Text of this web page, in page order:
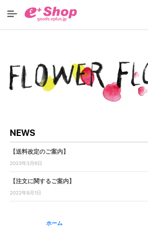
NEWS
【送料改定のご案内】
2023年3月6日
【注文に関するご案内】
2022年9月1日
ホーム